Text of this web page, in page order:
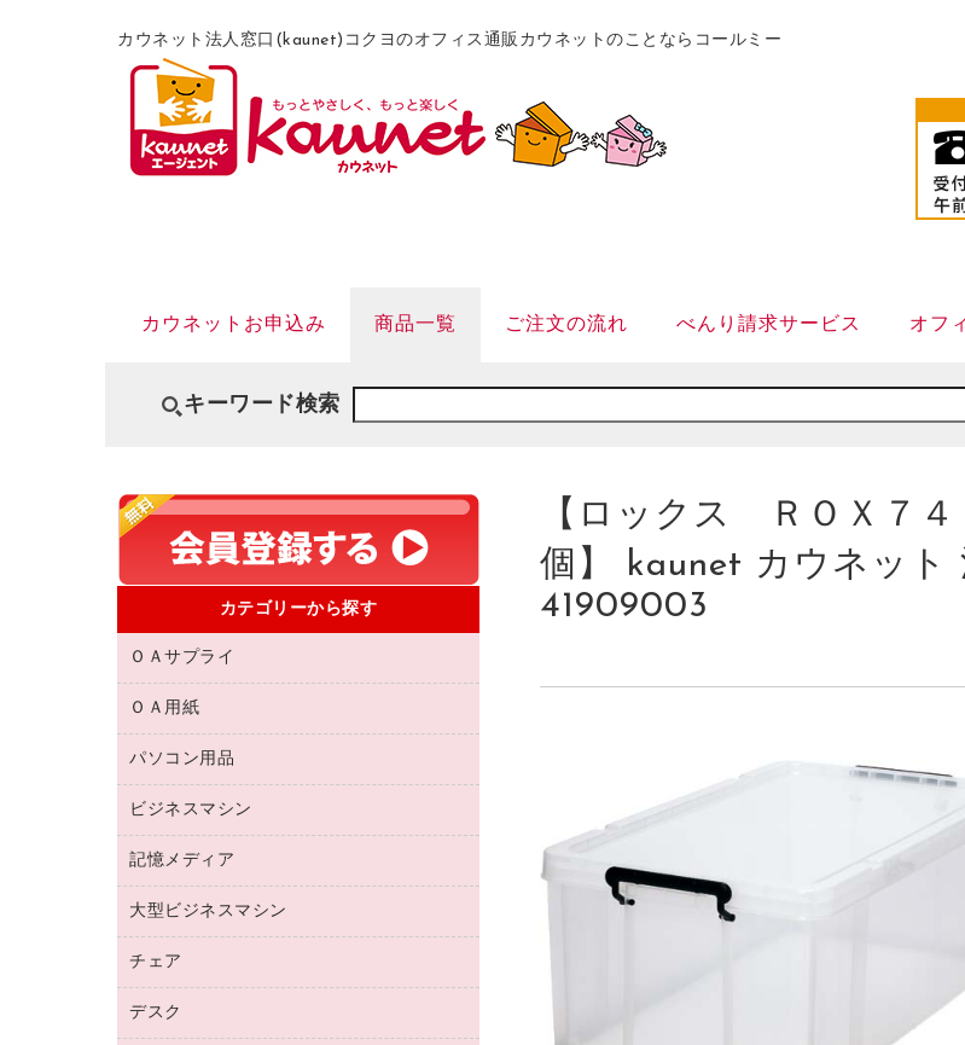
カウネット法人窓口(kaunet)コクヨのオフィス通販カウネットのことならコールミー
カウネットお申込み 商品一覧 ご注文の流れ べんり請求サービス オフ
キーワード検索
【ロックス ＲＯＸ７
個】 kaunet カウネット
41909003
カテゴリーから探す
ＯＡサプライ
互換インクカートリッジ
リサイクルトナー（プール方式）
リサイクルインクカートリッジ
プリンタ用リボン
トナーカートリッジ
コピートナー
インクカートリッジ
ＯＡ用紙
名刺用紙
ワープロ用紙
ラベル用紙
プロッター用紙
ハガキ用紙
その他コピー用紙・プリンタ用紙
パソコン用品
パソコン周辺機器
マウスパッド
マウス
パソコンバッグ／収納用品
ネットワーク／ＬＡＮ機器
ビジネスマシン
電話機
レーザープリンタ／複合機
メモリーカード
プロジェクタ
ファクシミリ
記憶メディア
ブルーレイディスク
ＣＤ－ＲＷ
ＣＤ－Ｒ
大型ビジネスマシン
プリンタ
チェア
応接イス・ベンチ
デスク